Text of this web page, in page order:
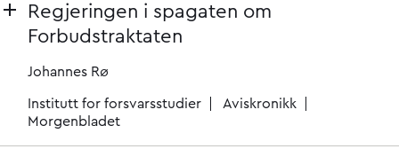
Regjeringen i spagaten om
Forbudstraktaten
Johannes Rø
Institutt for forsvarsstudier
Aviskronikk
Morgenbladet